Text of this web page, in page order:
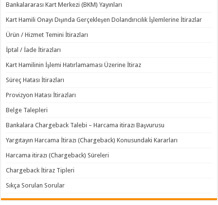
Bankalararası Kart Merkezi (BKM) Yayınları
Kart Hamili Onayı Dışında Gerçekleşen Dolandırıcılık İşlemlerine İtirazlar
Ürün / Hizmet Temini İtirazları
İptal / İade İtirazları
Kart Hamilinin İşlemi Hatırlamaması Üzerine İtiraz
Süreç Hatası İtirazları
Provizyon Hatası İtirazları
Belge Talepleri
Bankalara Chargeback Talebi – Harcama itirazı Başvurusu
Yargıtayın Harcama İtirazı (Chargeback) Konusundaki Kararları
Harcama itirazı (Chargeback) Süreleri
Chargeback İtiraz Tipleri
Sıkça Sorulan Sorular